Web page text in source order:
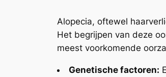
Alopecia, oftewel
Het begrijpen van deze
meest voorkomende
Genetische factoren: